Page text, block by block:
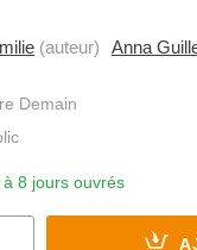
(auteur) Anna
8 jours ouvrés